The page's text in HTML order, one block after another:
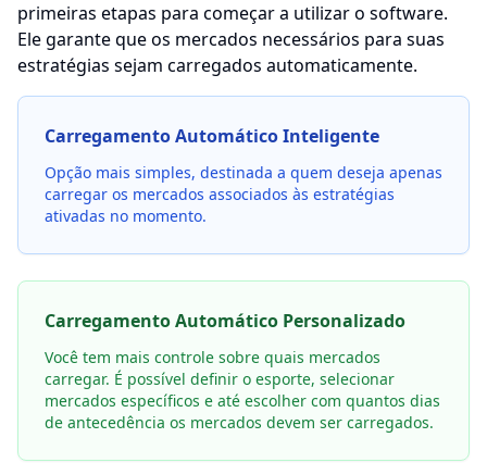
primeiras etapas para começar a utilizar o software.
Ele garante que os mercados necessários para suas
estratégias sejam carregados automaticamente.
Carregamento Automático Inteligente
Opção mais simples, destinada a quem deseja apenas
carregar os mercados associados às estratégias
ativadas no momento.
Carregamento Automático Personalizado
Você tem mais controle sobre quais mercados
carregar. É possível definir o esporte, selecionar
mercados específicos e até escolher com quantos dias
de antecedência os mercados devem ser carregados.